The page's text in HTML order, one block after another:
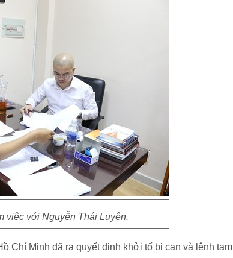
việc với Nguyễn Thái Luyện.
Chí Minh đã ra quyết định khởi tố bị can và lệnh tạm